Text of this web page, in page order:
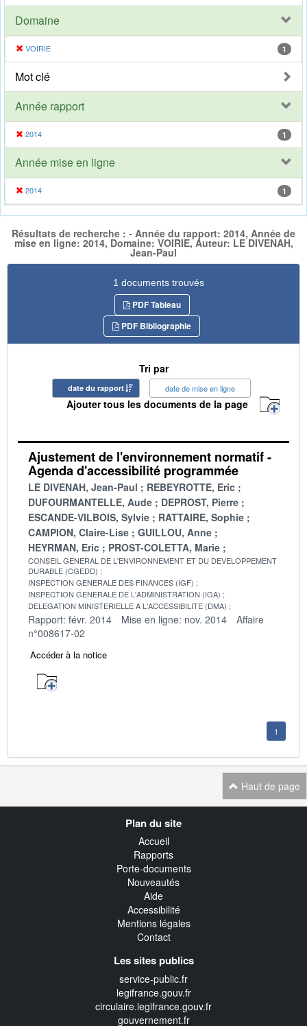
Domaine
VOIRIE 1
Mot clé
Année rapport
2014 1
Année mise en ligne
2014 1
Résultats de recherche : - Année du rapport: 2014, Année de
mise en ligne: 2014, Domaine: VOIRIE, Auteur: LE DIVENAH,
Jean-Paul
1 documents trouvés
PDF Tableau
PDF Bibliographie
Tri par
date du rapport date de mise en ligne
Ajouter tous les documents de la page
Ajustement de l'environnement normatif -
Agenda d'accessibilité programmée
LE DIVENAH, Jean-Paul
REBEYROTTE, Eric
DUFOURMANTELLE, Aude
DEPROST, Pierre
ESCANDE-VILBOIS, Sylvie
RATTAIRE, Sophie
CAMPION, Claire-Lise
GUILLOU, Anne
HEYRMAN, Eric
PROST-COLETTA, Marie
CONSEIL GENERAL DE L'ENVIRONNEMENT ET DU DEVELOPPEMENT
DURABLE (CGEDD)
INSPECTION GENERALE DES FINANCES (IGF)
INSPECTION GENERALE DE L'ADMINISTRATION (IGA)
DELEGATION MINISTERIELLE A L'ACCESSIBILITE (DMA)
Rapport: févr. 2014 Mise en ligne: nov. 2014
Affaire
n°008617-02
Accéder à la notice
1
Haut de page
Plan du site
Accueil
Rapports
Porte-documents
Nouveautés
Aide
Accessibilité
Mentions légales
Contact
Les sites publics
service-public.fr
legifrance.gouv.fr
circulaire.legifrance.gouv.fr
gouvernement.fr